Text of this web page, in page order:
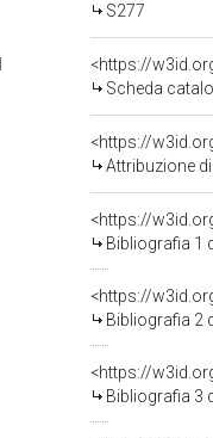
S277
<https://
Scheda
Attribuzione
<https://
Bibliografia 1
<https://
Bibliografia 2
<https://
Bibliografia 3